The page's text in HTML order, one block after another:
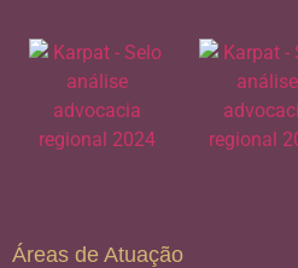
Áreas de Atuação